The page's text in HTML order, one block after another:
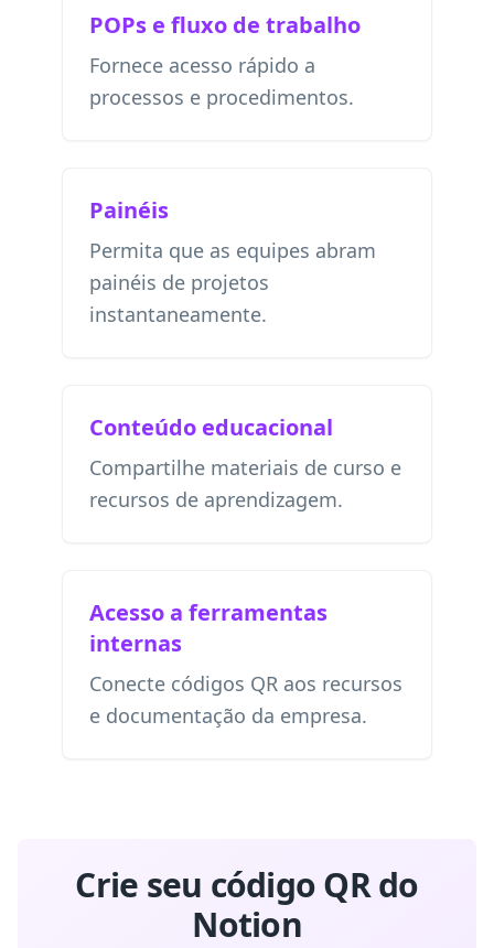
POPs e fluxo de trabalho
Fornece acesso rápido a
processos e procedimentos.
Painéis
Permita que as equipes abram
painéis de projetos
instantaneamente.
Conteúdo educacional
Compartilhe materiais de curso e
recursos de aprendizagem.
Acesso a ferramentas
internas
Conecte códigos QR aos recursos
e documentação da empresa.
Crie seu código QR do
Notion